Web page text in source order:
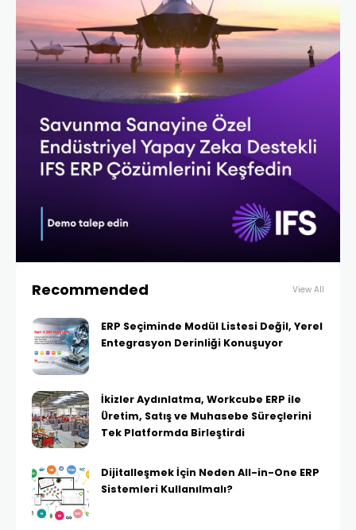
Recommended View All
ERP Seçiminde Modül Listesi Değil, Yerel
Entegrasyon Derinliği Konuşuyor
İkizler Aydınlatma, Workcube ERP ile
Üretim, Satış ve Muhasebe Süreçlerini
Tek Platformda Birleştirdi
Dijitalleşmek İçin Neden All-in-One ERP
Sistemleri Kullanılmalı?